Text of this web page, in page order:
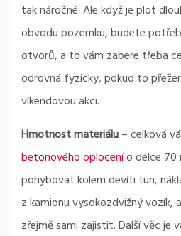
tak náročné. Ale když je plot
obvodu pozemku, budete
otvorů, a to vám zabere třeba
odrovná fyzicky, pokud to
víkendovou akci.
Hmotnost materiálu– celková
betonového oplocenío délce 70
pohybovat kolem devíti tun,
z kamionu vysokozdvižný vozík,
zřejmě sami zajistit. Další věc je